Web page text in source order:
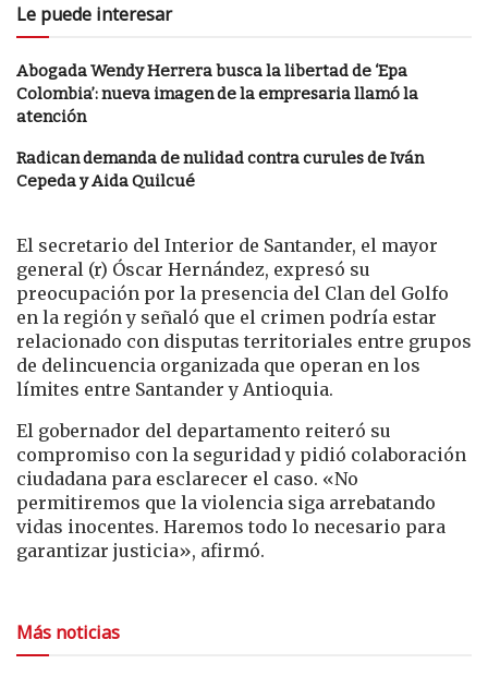
Le puede interesar
Abogada Wendy Herrera busca la libertad de ‘Epa
Colombia’: nueva imagen de la empresaria llamó la
atención
Radican demanda de nulidad contra curules de Iván
Cepeda y Aida Quilcué
El secretario del Interior de Santander, el mayor
general (r) Óscar Hernández, expresó su
preocupación por la presencia del Clan del Golfo
en la región y señaló que el crimen podría estar
relacionado con disputas territoriales entre grupos
de delincuencia organizada que operan en los
límites entre Santander y Antioquia.
El gobernador del departamento reiteró su
compromiso con la seguridad y pidió colaboración
ciudadana para esclarecer el caso. «No
permitiremos que la violencia siga arrebatando
vidas inocentes. Haremos todo lo necesario para
garantizar justicia», afirmó.
Más noticias